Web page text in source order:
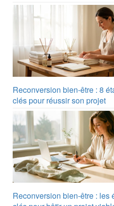
Reconversion bien-être : 8
clés pour réussir son projet
Reconversion bien-être : les